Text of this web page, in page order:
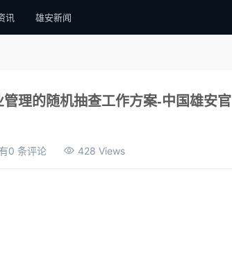
讯 雄安新闻
理的随机抽查工作方案-中国雄安官
0 条评论 428 Views